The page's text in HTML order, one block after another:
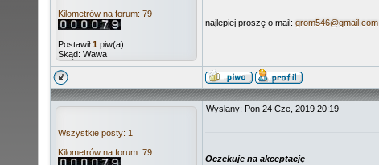
Kilometrów na forum: 79
Postawił1 piw(a)
Skąd: Wawa
najlepiej proszę o mail: grom546@gmail.com
Wszystkie posty: 1
Kilometrów na forum: 79
Wysłany: Pon 24 Cze, 2019 20:19
Oczekuje na akceptację